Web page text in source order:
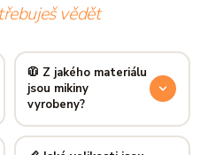
vědět
🧥 Z jakého materiálu
jsou mikiny
vyrobeny?
Mikiny šijeme ze směsi80 %
bavlny a 20 % polyesteru